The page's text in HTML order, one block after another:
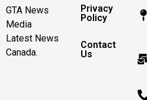
GTA News
Media
Latest News
Canada.
Privacy
Policy
Contact
Us